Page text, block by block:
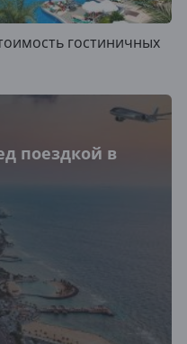
гостиничных
поездкой в